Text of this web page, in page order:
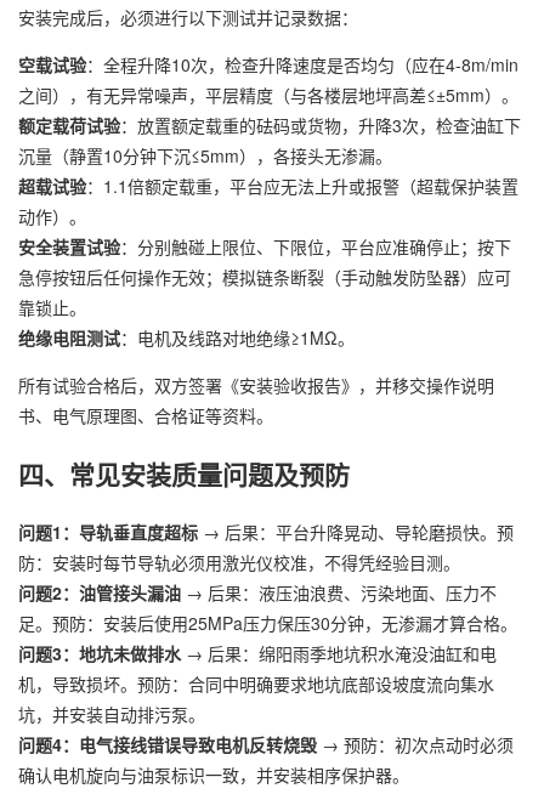
安装完成后，必须进行以下测试并记录数据：
空载试验：全程升降10次，检查升降速度是否均匀（应在4-8m/min
之间），有无异常噪声，平层精度（与各楼层地坪高差≤±5mm）。
额定载荷试验：放置额定载重的砝码或货物，升降3次，检查油缸下
沉量（静置10分钟下沉≤5mm），各接头无渗漏。
超载试验：1.1倍额定载重，平台应无法上升或报警（超载保护装置
动作）。
安全装置试验：分别触碰上限位、下限位，平台应准确停止；按下
急停按钮后任何操作无效；模拟链条断裂（手动触发防坠器）应可
靠锁止。
绝缘电阻测试：电机及线路对地绝缘≥1MΩ。
所有试验合格后，双方签署《安装验收报告》，并移交操作说明
书、电气原理图、合格证等资料。
四、常见安装质量问题及预防
问题1：导轨垂直度超标 → 后果：平台升降晃动、导轮磨损快。预
防：安装时每节导轨必须用激光仪校准，不得凭经验目测。
问题2：油管接头漏油 → 后果：液压油浪费、污染地面、压力不
足。预防：安装后使用25MPa压力保压30分钟，无渗漏才算合格。
问题3：地坑未做排水→ 后果：绵阳雨季地坑积水淹没油缸和电
机，导致损坏。预防：合同中明确要求地坑底部设坡度流向集水
坑，并安装自动排污泵。
问题4：电气接线错误导致电机反转烧毁 → 预防：初次点动时必须
确认电机旋向与油泵标识一致，并安装相序保护器。